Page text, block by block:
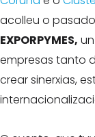
acolleu o pasado
EXPORPYMES,
empresas tanto
crear sinerxias,